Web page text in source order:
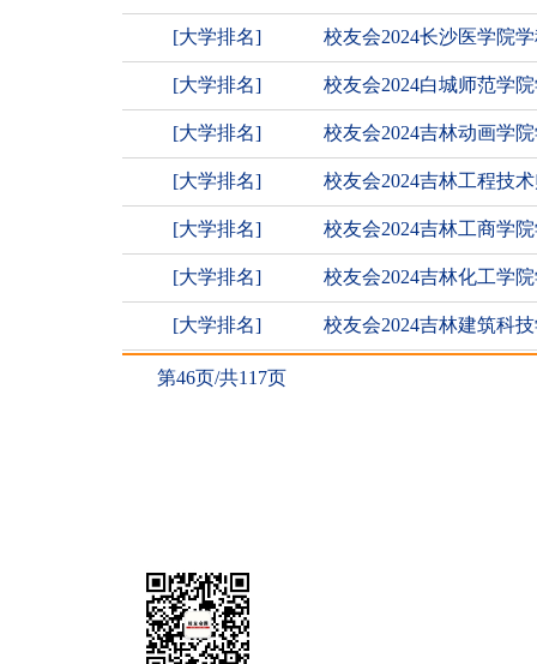
[大学排名] 校友会2024长沙医学院
[大学排名] 校友会2024白城师范学
[大学排名] 校友会2024吉林动画学
[大学排名] 校友会2024吉林工程技
[大学排名] 校友会2024吉林工商学
[大学排名] 校友会2024吉林化工学
[大学排名] 校友会2024吉林建筑科
第46页/共117页